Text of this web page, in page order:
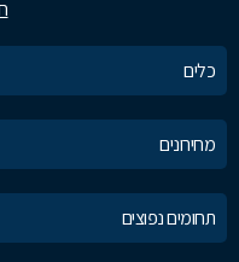
כלים
מחירונים
תחומים נפוצים